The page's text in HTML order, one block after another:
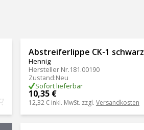
Abstreiferlippe CK-1 schwarz
Hennig
Hersteller Nr.181.00190
Zustand:Neu
Sofort lieferbar
10,35 €
12,32 € inkl. MwSt. zzgl. Versandkosten